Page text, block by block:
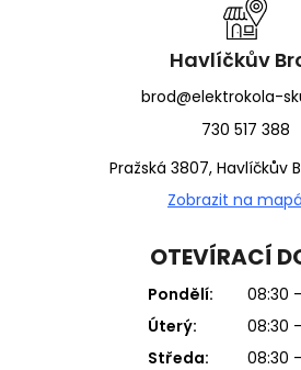
Havlíčkův
brod@elektrokola-
730 517 388
Pražská 3807, Havlíčkův
Zobrazit na
OTEVÍRACÍ
Pondělí:
08:30
Úterý:
08:30
Středa:
08:30